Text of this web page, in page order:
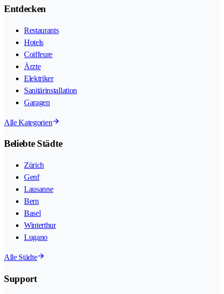
Entdecken
Restaurants
Hotels
Coiffeure
Ärzte
Elektriker
Sanitärinstallation
Garagen
Alle Kategorien
Beliebte Städte
Zürich
Genf
Lausanne
Bern
Basel
Winterthur
Lugano
Alle Städte
Support